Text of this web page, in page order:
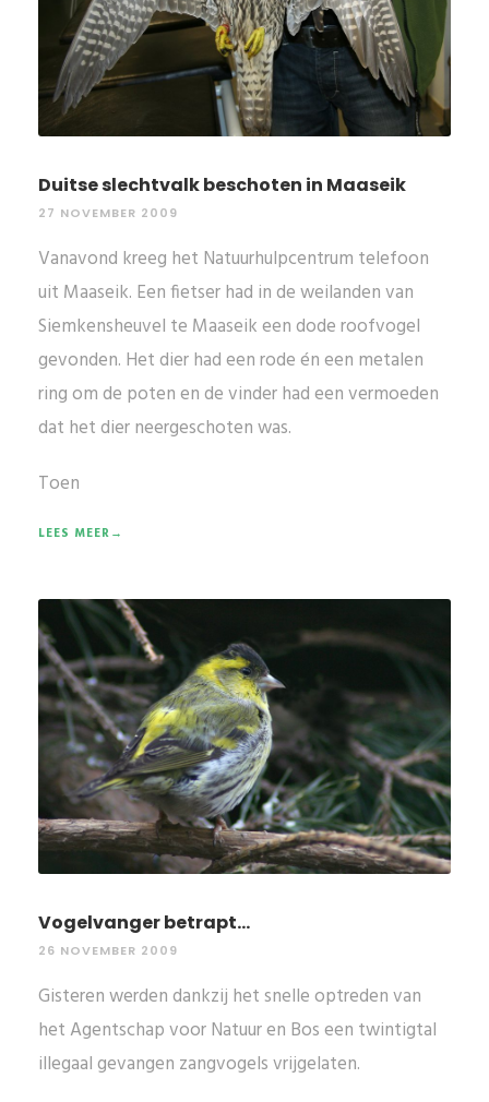
Duitse slechtvalk beschoten in Maaseik
27 NOVEMBER 2009
Vanavond kreeg het Natuurhulpcentrum telefoon
uit Maaseik. Een fietser had in de weilanden van
Siemkensheuvel te Maaseik een dode roofvogel
gevonden. Het dier had een rode én een metalen
ring om de poten en de vinder had een vermoeden
dat het dier neergeschoten was.
Toen
LEES MEER→
Vogelvanger betrapt...
26 NOVEMBER 2009
Gisteren werden dankzij het snelle optreden van
het Agentschap voor Natuur en Bos een twintigtal
illegaal gevangen zangvogels vrijgelaten.